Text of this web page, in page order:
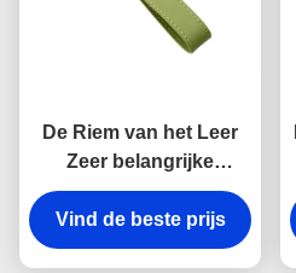
De Riem van het Leer
Zeer belangrijke
Kettingen van de
Debossingsband het
Groene Pu Epoxy
Vind de beste prijs